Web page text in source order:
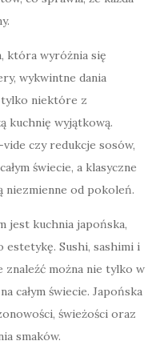
która wyróżnia się
wykwintne dania
tylko niektóre z
kuchnię wyjątkową.
czy redukcje sosów,
świecie, a klasyczne
niezmienne od pokoleń.
jest kuchnia japońska,
estetykę. Sushi, sashimi i
można nie tylko w
całym świecie. Japońska
świeżości oraz
smaków.